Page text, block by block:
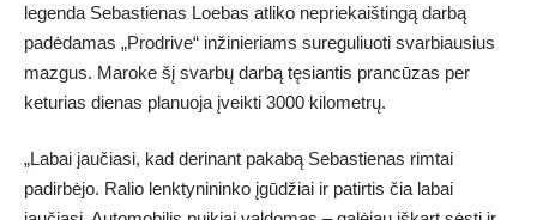
legenda Sebastienas Loebas atliko nepriekaištingą darbą
padėdamas „Prodrive“ inžinieriams sureguliuoti svarbiausius
mazgus. Maroke šį svarbų darbą tęsiantis prancūzas per
keturias dienas planuoja įveikti 3000 kilometrų.
„Labai jaučiasi, kad derinant pakabą Sebastienas rimtai
padirbėjo. Ralio lenktynininko įgūdžiai ir patirtis čia labai